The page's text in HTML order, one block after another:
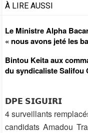
À LIRE AUSSI
Le Ministre Alpha
« nous avons jeté les
Bintou Keita aux
du syndicaliste Salifou
𝗗𝗣𝗘 𝗦𝗜𝗚𝗨𝗜𝗥𝗜
4 surveillants
candidats Amadou